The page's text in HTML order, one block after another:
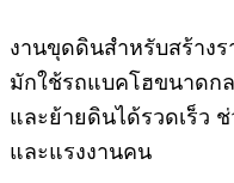
งานขุดดินสำหรับสร้าง
มักใช้รถแบคโฮขนาดก
และย้ายดินได้รวดเร็ว
และแรงงานคน